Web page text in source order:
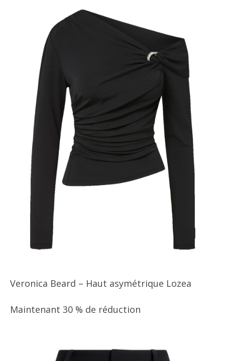
Veronica Beard – Haut asymétrique Lozea
Maintenant 30 % de réduction